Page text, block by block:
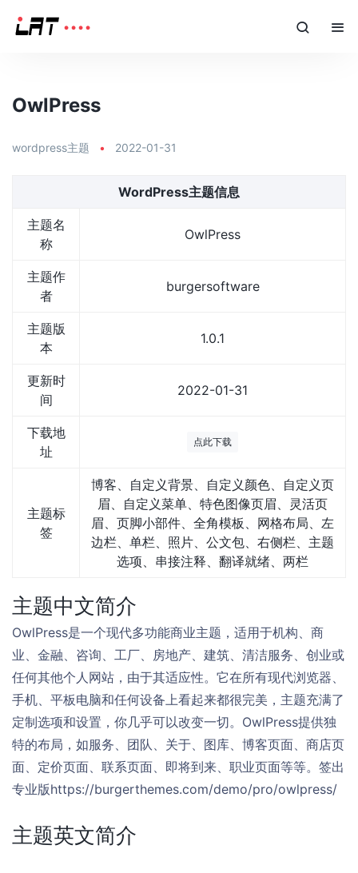
OwlPress
wordpress主题 • 2022-01-31
WordPress主题信息
主题名
称
OwlPress
主题作
者
burgersoftware
主题版
本
1.0.1
更新时
间
2022-01-31
下载地
址
点此下载
主题标
签
博客、自定义背景、自定义颜色、自定义页
眉、自定义菜单、特色图像页眉、灵活页
眉、页脚小部件、全角模板、网格布局、左
边栏、单栏、照片、公文包、右侧栏、主题
选项、串接注释、翻译就绪、两栏
主题中文简介
OwlPress是一个现代多功能商业主题，适用于机构、商
业、金融、咨询、工厂、房地产、建筑、清洁服务、创业或
任何其他个人网站，由于其适应性。它在所有现代浏览器、
手机、平板电脑和任何设备上看起来都很完美，主题充满了
定制选项和设置，你几乎可以改变一切。OwlPress提供独
特的布局，如服务、团队、关于、图库、博客页面、商店页
面、定价页面、联系页面、即将到来、职业页面等等。签出
专业版https://burgerthemes.com/demo/pro/owlpress/
主题英文简介